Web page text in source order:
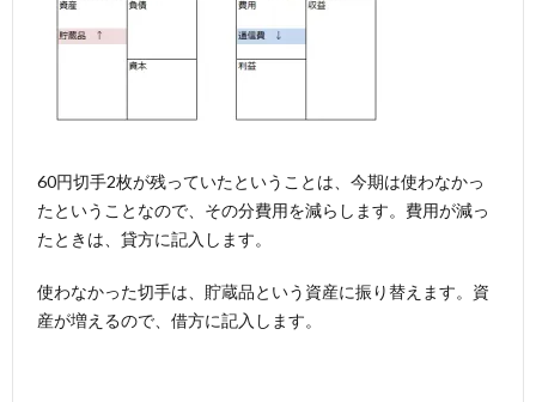
60円切手2枚が残っていたということは、今期は使わなかっ
たということなので、その分費用を減らします。費用が減っ
たときは、貸方に記入します。
使わなかった切手は、貯蔵品という資産に振り替えます。資
産が増えるので、借方に記入します。